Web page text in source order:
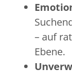
– auf
Ebene.